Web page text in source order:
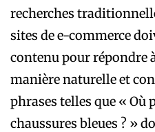
recherches
sites de e-commerce
contenu pour répondre
manière naturelle et
phrases telles que « Où
chaussures bleues ? »